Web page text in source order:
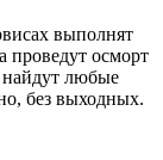
выполнят
осморт
найдут любые
без выходных.